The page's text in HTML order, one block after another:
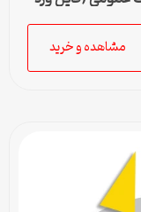
مشاهده و خرید